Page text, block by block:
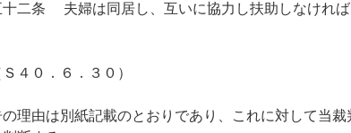
十二条 夫婦は同居し、互いに協力し扶助しなけれ
４０．６．３０）
理由は別紙記載のとおりであり、これに対して当裁